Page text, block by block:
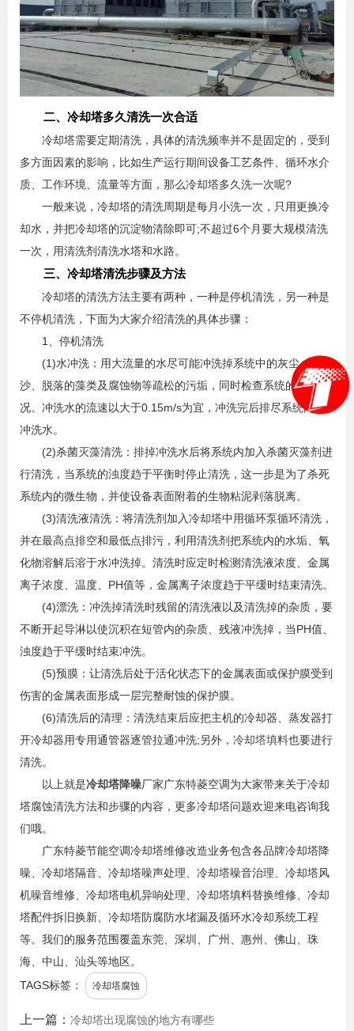
二、冷却塔多久清洗一次合适
冷却塔需要定期清洗，具体的清洗频率并不是固定的，受到
多方面因素的影响，比如生产运行期间设备工艺条件、循环水介
质、工作环境、流量等方面，那么冷却塔多久洗一次呢?
一般来说，冷却塔的清洗周期是每月小洗一次，只用更换冷
却水，并把冷却塔的沉淀物清除即可;不超过6个月要大规模清洗
一次，用清洗剂清洗水塔和水路。
三、冷却塔清洗步骤及方法
冷却塔的清洗方法主要有两种，一种是停机清洗，另一种是
不停机清洗，下面为大家介绍清洗的具体步骤：
1、停机清洗
(1)水冲洗：用大流量的水尽可能冲洗掉系统中的灰尘、泥
沙、脱落的藻类及腐蚀物等疏松的污垢，同时检查系统的泄漏情
况。冲洗水的流速以大于0.15m/s为宜，冲洗完后排尽系统内的
冲洗水。
(2)杀菌灭藻清洗：排掉冲洗水后将系统内加入杀菌灭藻剂进
行清洗，当系统的浊度趋于平衡时停止清洗，这一步是为了杀死
系统内的微生物，并使设备表面附着的生物粘泥剥落脱离。
(3)清洗液清洗：将清洗剂加入冷却塔中用循环泵循环清洗，
并在最高点排空和最低点排污，利用清洗剂把系统内的水垢、氧
化物溶解后溶于水冲洗掉。清洗时应定时检测清洗液浓度、金属
离子浓度、温度、PH值等，金属离子浓度趋于平缓时结束清洗。
(4)漂洗：冲洗掉清洗时残留的清洗液以及清洗掉的杂质，要
不断开起导淋以使沉积在短管内的杂质、残液冲洗掉，当PH值、
浊度趋于平缓时结束冲洗。
(5)预膜：让清洗后处于活化状态下的金属表面或保护膜受到
伤害的金属表面形成一层完整耐蚀的保护膜。
(6)清洗后的清理：清洗结束后应把主机的冷却器、蒸发器打
开冷却器用专用通管器逐管拉通冲洗;另外， 冷却塔填料也要进行
清洗。
以上就是冷却塔降噪厂家广东特菱空调为大家带来关于冷却
塔腐蚀清洗方法和步骤的内容，更多冷却塔问题欢迎来电咨询我
们哦。
广东特菱节能空调冷却塔维修改造业务包含各品牌冷却塔降
噪、冷却塔隔音、冷却塔噪声处理、冷却塔噪音治理、冷却塔风
机噪音维修、冷却塔电机异响处理、冷却塔填料替换维修、冷却
塔配件拆旧换新、冷却塔防腐防水堵漏及循环水冷却系统工程
等。我们的服务范围覆盖东莞、深圳、广州、惠州、佛山、珠
海、中山、汕头等地区。
TAGS标签：
冷却塔腐蚀
上一篇： 冷却塔出现腐蚀的地方有哪些